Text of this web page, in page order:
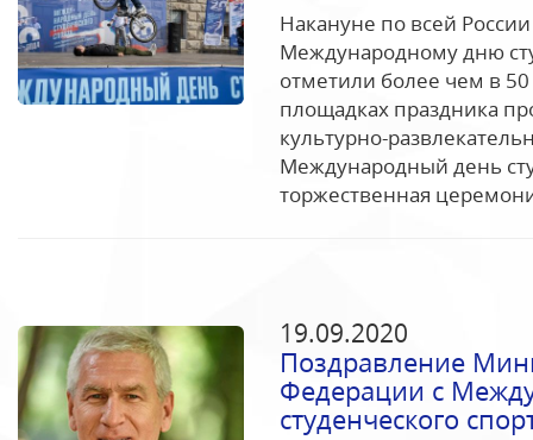
Накануне по всей
Международному дню
отметили более чем в
площадках праздника
культурно-
Международный день
торжественная
19.09.2020
Поздравление
Федерации с
студенческого